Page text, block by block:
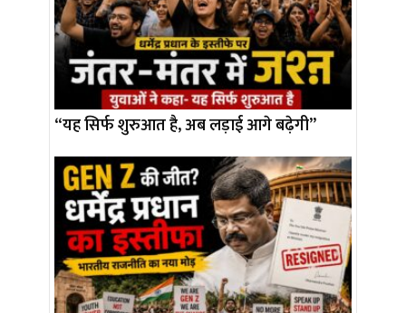
“यह सिर्फ शुरुआत है, अब लड़ाई आगे बढ़ेगी”